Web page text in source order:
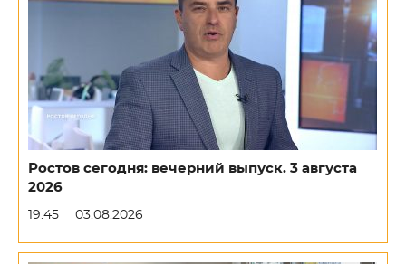
Ростов сегодня: вечерний выпуск. 3 августа
2026
19:45 03.08.2026